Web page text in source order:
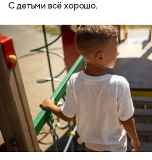
С детьми всё хорошо.